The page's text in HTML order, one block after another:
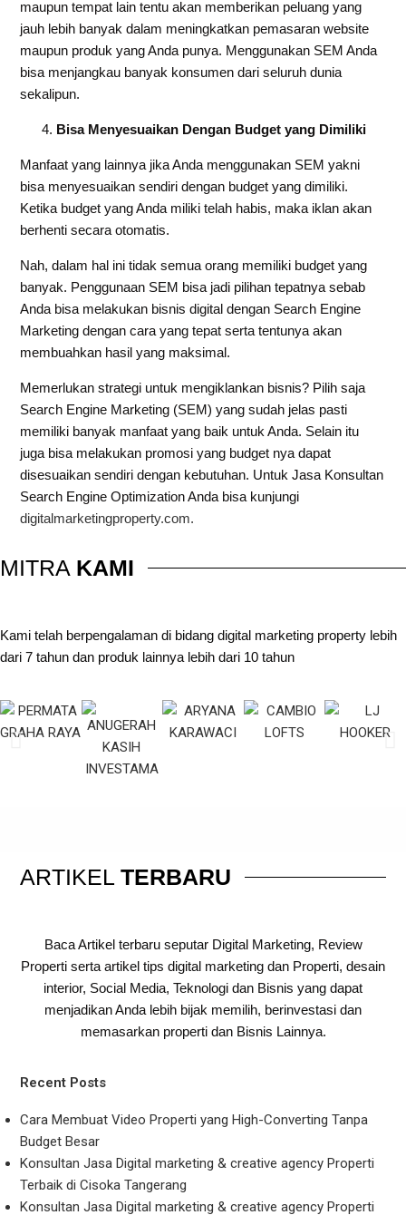
maupun tempat lain tentu akan memberikan peluang yang
jauh lebih banyak dalam meningkatkan pemasaran website
maupun produk yang Anda punya. Menggunakan SEM Anda
bisa menjangkau banyak konsumen dari seluruh dunia
sekalipun.
Bisa Menyesuaikan Dengan Budget yang Dimiliki
Manfaat yang lainnya jika Anda menggunakan SEM yakni
bisa menyesuaikan sendiri dengan budget yang dimiliki.
Ketika budget yang Anda miliki telah habis, maka iklan akan
berhenti secara otomatis.
Nah, dalam hal ini tidak semua orang memiliki budget yang
banyak. Penggunaan SEM bisa jadi pilihan tepatnya sebab
Anda bisa melakukan bisnis digital dengan Search Engine
Marketing dengan cara yang tepat serta tentunya akan
membuahkan hasil yang maksimal.
Memerlukan strategi untuk mengiklankan bisnis? Pilih saja
Search Engine Marketing (SEM) yang sudah jelas pasti
memiliki banyak manfaat yang baik untuk Anda. Selain itu
juga bisa melakukan promosi yang budget nya dapat
disesuaikan sendiri dengan kebutuhan. Untuk Jasa Konsultan
Search Engine Optimization Anda bisa kunjungi
digitalmarketingproperty.com.
MITRA KAMI
Kami telah berpengalaman di bidang digital marketing property lebih
dari 7 tahun dan produk lainnya lebih dari 10 tahun
ARTIKELTERBARU
Baca Artikel terbaru seputar Digital Marketing, Review
Properti serta artikel tips digital marketing dan Properti, desain
interior, Social Media, Teknologi dan Bisnis yang dapat
menjadikan Anda lebih bijak memilih, berinvestasi dan
memasarkan properti dan Bisnis Lainnya.
Recent Posts
Cara Membuat Video Properti yang High-Converting Tanpa
Budget Besar
Konsultan Jasa Digital marketing & creative agency Properti
Terbaik di Cisoka Tangerang
Konsultan Jasa Digital marketing & creative agency Properti